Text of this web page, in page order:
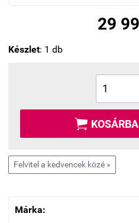
29
Készlet: 1 db

Felvitel a kedvencek közé »
Márka: